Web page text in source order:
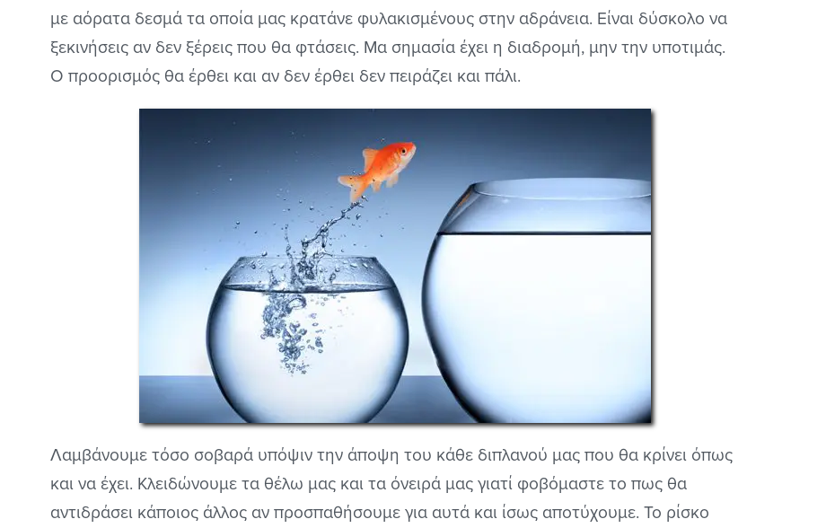
με αόρατα δεσμά τα οποία μας κρατάνε φυλακισμένους στην αδράνεια. Είναι δύσκολο να
ξεκινήσεις αν δεν ξέρεις που θα φτάσεις. Μα σημασία έχει η διαδρομή, μην την υποτιμάς.
Ο προορισμός θα έρθει και αν δεν έρθει δεν πειράζει και πάλι.
Λαμβάνουμε τόσο σοβαρά υπόψιν την άποψη του κάθε διπλανού μας που θα κρίνει όπως
και να έχει. Κλειδώνουμε τα θέλω μας και τα όνειρά μας γιατί φοβόμαστε το πως θα
αντιδράσει κάποιος άλλος αν προσπαθήσουμε για αυτά και ίσως αποτύχουμε. Το ρίσκο